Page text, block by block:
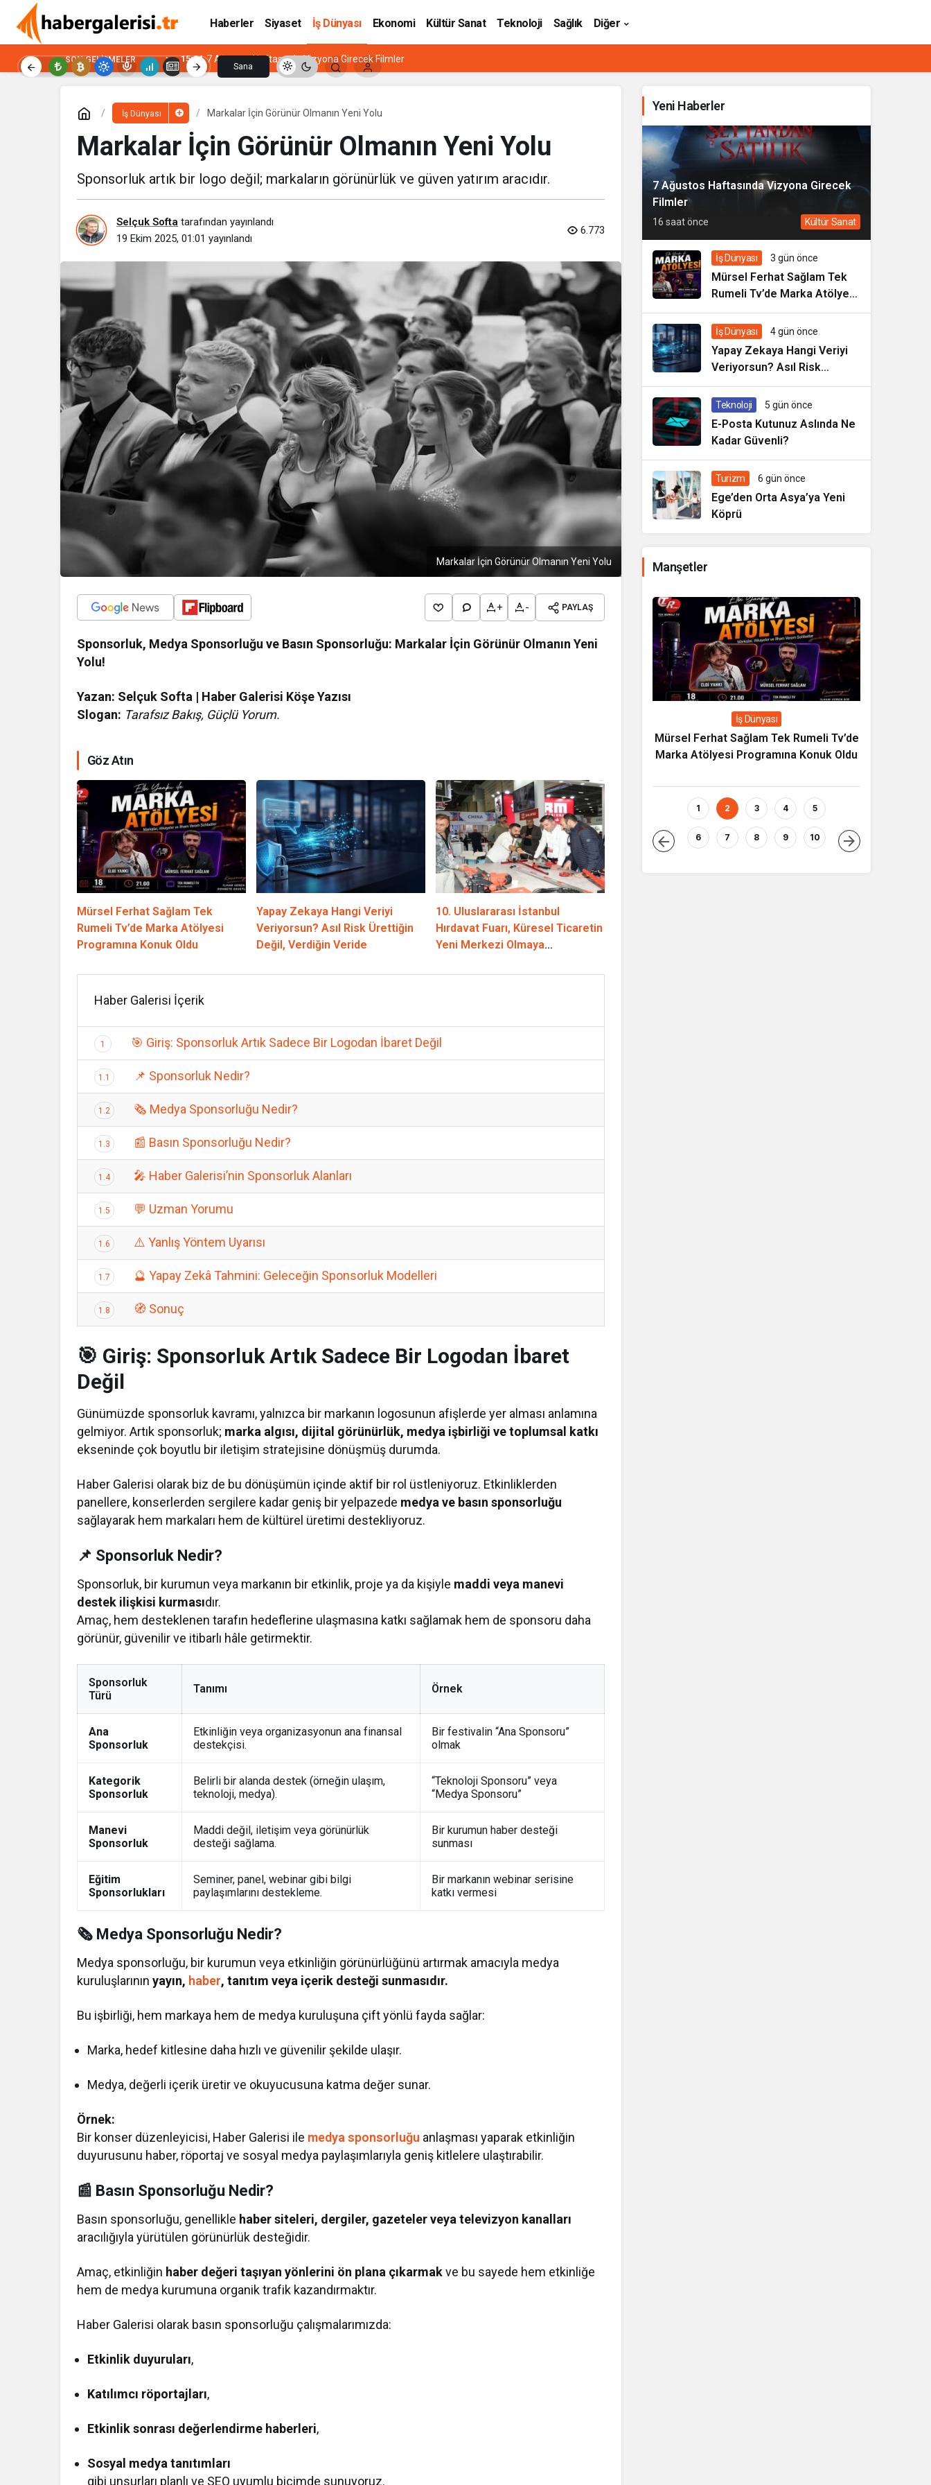
Haberler Siyaset İş Dünyası Ekonomi Kültür Sanat Teknoloji Sağlık Diğer
Sana
SON GELIŞMELER 15:04 7 Ağustos Haftasında Vizyona Girecek Filmler
İş Dünyası Markalar İçin Görünür Olmanın Yeni Yolu
Markalar İçin Görünür Olmanın Yeni Yolu
Sponsorluk artık bir logo değil; markaların görünürlük ve güven yatırım aracıdır.
Selçuk Softa tarafından yayınlandı
19 Ekim 2025, 01:01 yayınlandı
6.773
Markalar İçin Görünür Olmanın Yeni Yolu
+ - PAYLAŞ
Sponsorluk, Medya Sponsorluğu ve Basın Sponsorluğu: Markalar İçin Görünür Olmanın Yeni
Yolu!
Yazan: Selçuk Softa | Haber Galerisi Köşe Yazısı
Slogan: Tarafsız Bakış, Güçlü Yorum.
Göz Atın
Mürsel Ferhat Sağlam Tek
Rumeli Tv’de Marka Atölyesi
Programına Konuk Oldu
Yapay Zekaya Hangi Veriyi
Veriyorsun? Asıl Risk Ürettiğin
Değil, Verdiğin Veride
10. Uluslararası İstanbul
Hırdavat Fuarı, Küresel Ticaretin
Yeni Merkezi Olmaya
Haber Galerisi İçerik
1 🎯 Giriş: Sponsorluk Artık Sadece Bir Logodan İbaret Değil
1.1 📌 Sponsorluk Nedir?
1.2 🗞️ Medya Sponsorluğu Nedir?
1.3 📰 Basın Sponsorluğu Nedir?
1.4 🎤 Haber Galerisi’nin Sponsorluk Alanları
1.5 💬 Uzman Yorumu
1.6 ⚠️ Yanlış Yöntem Uyarısı
1.7 🔮 Yapay Zekâ Tahmini: Geleceğin Sponsorluk Modelleri
1.8 🧭 Sonuç
🎯 Giriş: Sponsorluk Artık Sadece Bir Logodan İbaret
Değil
Günümüzde sponsorluk kavramı, yalnızca bir markanın logosunun afişlerde yer alması anlamına
gelmiyor. Artık sponsorluk; marka algısı, dijital görünürlük, medya işbirliği ve toplumsal katkı
ekseninde çok boyutlu bir iletişim stratejisine dönüşmüş durumda.
Haber Galerisi olarak biz de bu dönüşümün içinde aktif bir rol üstleniyoruz. Etkinliklerden
panellere, konserlerden sergilere kadar geniş bir yelpazede medya ve basın sponsorluğu
sağlayarak hem markaları hem de kültürel üretimi destekliyoruz.
📌 Sponsorluk Nedir?
Sponsorluk, bir kurumun veya markanın bir etkinlik, proje ya da kişiyle maddi veya manevi
destek ilişkisi kurmasıdır.
Amaç, hem desteklenen tarafın hedeflerine ulaşmasına katkı sağlamak hem de sponsoru daha
görünür, güvenilir ve itibarlı hâle getirmektir.
Sponsorluk
Türü
Tanımı Örnek
Ana
Sponsorluk
Etkinliğin veya organizasyonun ana finansal
destekçisi.
Bir festivalin “Ana Sponsoru”
olmak
Kategorik
Sponsorluk
Belirli bir alanda destek (örneğin ulaşım,
teknoloji, medya).
“Teknoloji Sponsoru” veya
“Medya Sponsoru”
Manevi
Sponsorluk
Maddi değil, iletişim veya görünürlük
desteği sağlama.
Bir kurumun haber desteği
sunması
Eğitim
Sponsorlukları
Seminer, panel, webinar gibi bilgi
paylaşımlarını destekleme.
Bir markanın webinar serisine
katkı vermesi
🗞️ Medya Sponsorluğu Nedir?
Medya sponsorluğu, bir kurumun veya etkinliğin görünürlüğünü artırmak amacıyla medya
kuruluşlarınınyayın, haber, tanıtım veya içerik desteği sunmasıdır.
Bu işbirliği, hem markaya hem de medya kuruluşuna çift yönlü fayda sağlar:
Marka, hedef kitlesine daha hızlı ve güvenilir şekilde ulaşır.
Medya, değerli içerik üretir ve okuyucusuna katma değer sunar.
Örnek:
Bir konser düzenleyicisi, Haber Galerisi ile medya sponsorluğu anlaşması yaparak etkinliğin
duyurusunu haber, röportaj ve sosyal medya paylaşımlarıyla geniş kitlelere ulaştırabilir.
📰 Basın Sponsorluğu Nedir?
Basın sponsorluğu, genellikle haber siteleri, dergiler, gazeteler veya televizyon kanalları
aracılığıyla yürütülen görünürlük desteğidir.
Amaç, etkinliğin haber değeri taşıyan yönlerini ön plana çıkarmakve bu sayede hem etkinliğe
hem de medya kurumuna organik trafik kazandırmaktır.
Haber Galerisi olarak basın sponsorluğu çalışmalarımızda:
Etkinlik duyuruları,
Katılımcı röportajları,
Etkinlik sonrası değerlendirme haberleri,
Sosyal medya tanıtımları
gibi unsurları planlı ve SEO uyumlu biçimde sunuyoruz.
Yeni Haberler
7 Ağustos Haftasında Vizyona Girecek
Filmler
16 saat önce Kültür Sanat
İş Dünyası 3 gün önce
Mürsel Ferhat Sağlam Tek
Rumeli Tv’de Marka Atölyesi
Programına Konuk Oldu
İş Dünyası 4 gün önce
Yapay Zekaya Hangi Veriyi
Veriyorsun? Asıl Risk
Ürettiğin Değil, Verdiğin
Veride
Teknoloji 5 gün önce
E-Posta Kutunuz Aslında Ne
Kadar Güvenli?
Turizm 6 gün önce
Ege’den Orta Asya’ya Yeni
Köprü
Manşetler
İş Dünyası
Mürsel Ferhat Sağlam Tek Rumeli Tv’de
Marka Atölyesi Programına Konuk Oldu
1 2 3 4 5
6 7 8 9 10